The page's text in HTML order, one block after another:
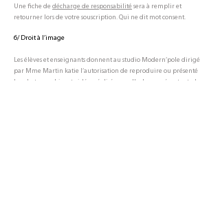
Une fiche dedécharge de responsabilitésera à remplir et
retourner lors de votre souscription. Qui ne dit mot consent.
6/ Droit à l’image
Les élèves et enseignants donnent au studio Modern’pole dirigé
par Mme Martin katie l’autorisation de reproduire ou présenté
les photographies et vidéos réalisés par elle, les représentants dans